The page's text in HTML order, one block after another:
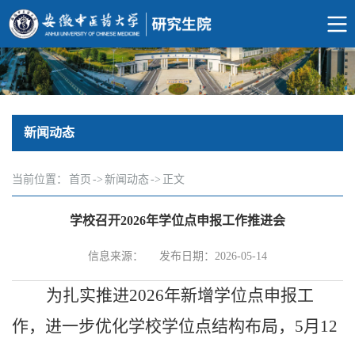
新闻动态
当前位置： 首页 -> 新闻动态-> 正文
学校召开2026年学位点申报工作推进会
信息来源： 发布日期：2026-05-14
为扎实推进2026年新增学位点申报工
作，进一步优化学校学位点结构布局， 5月 12